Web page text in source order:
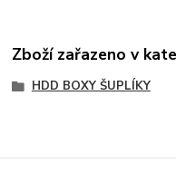
Zboží zařazeno v
HDD BOXY ŠUPLÍKY